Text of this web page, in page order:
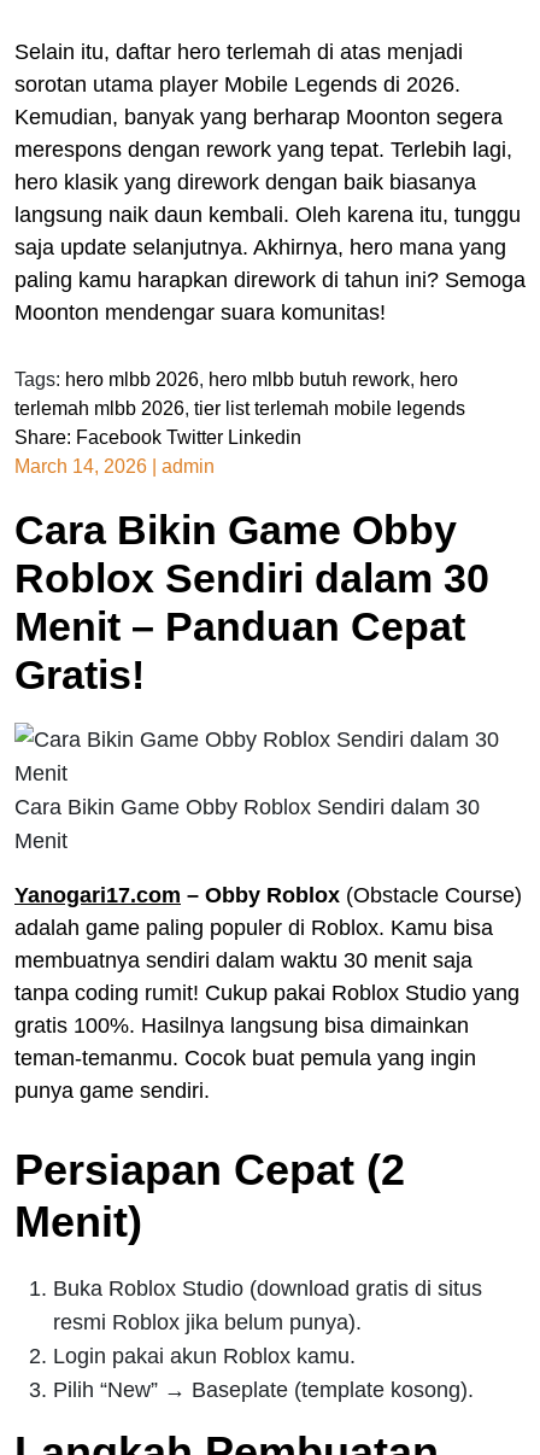
Selain itu, daftar hero terlemah di atas menjadi
sorotan utama player Mobile Legends di 2026.
Kemudian, banyak yang berharap Moonton segera
merespons dengan rework yang tepat. Terlebih lagi,
hero klasik yang dirework dengan baik biasanya
langsung naik daun kembali. Oleh karena itu, tunggu
saja update selanjutnya. Akhirnya, hero mana yang
paling kamu harapkan dirework di tahun ini? Semoga
Moonton mendengar suara komunitas!
Tags: hero mlbb 2026, hero mlbb butuh rework, hero
terlemah mlbb 2026, tier list terlemah mobile legends
Share: Facebook Twitter Linkedin
March 14, 2026
admin
Cara Bikin Game Obby
Roblox Sendiri dalam 30
Menit – Panduan Cepat
Gratis!
Cara Bikin Game Obby Roblox Sendiri dalam 30
Menit
Yanogari17.com – Obby Roblox (Obstacle Course)
adalah game paling populer di Roblox. Kamu bisa
membuatnya sendiri dalam waktu 30 menit saja
tanpa coding rumit! Cukup pakai Roblox Studio yang
gratis 100%. Hasilnya langsung bisa dimainkan
teman-temanmu. Cocok buat pemula yang ingin
punya game sendiri.
Persiapan Cepat (2
Menit)
Buka Roblox Studio (download gratis di situs
resmi Roblox jika belum punya).
Login pakai akun Roblox kamu.
Pilih “New” → Baseplate (template kosong).